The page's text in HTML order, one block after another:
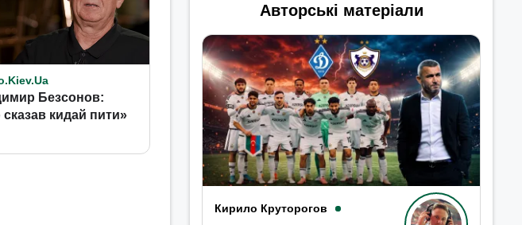
Авторські матеріали
Кирило Круторогов